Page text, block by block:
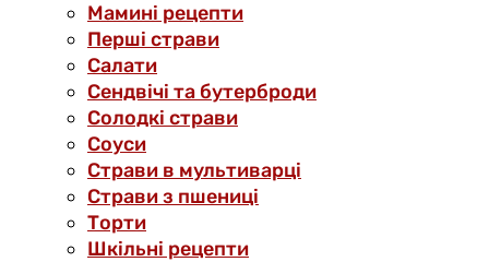
Мамині рецепти
Перші страви
Салати
Сендвічі та бутерброди
Солодкі страви
Соуси
Страви в мультиварці
Страви з пшениці
Торти
Шкільні рецепти